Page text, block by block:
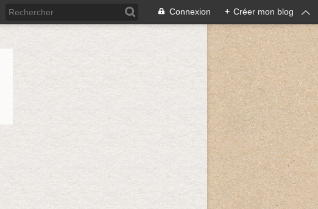
Connexion + Créer mon blog